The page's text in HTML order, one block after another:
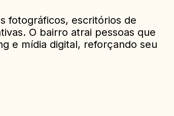
fotográficos, escritórios de
O bairro atrai pessoas que
e mídia digital, reforçando seu